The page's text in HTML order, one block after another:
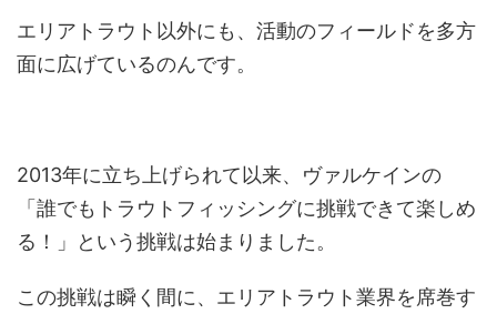
エリアトラウト以外にも、活動のフィールドを多方
面に広げているのんです。
2013年に立ち上げられて以来、ヴァルケインの
「誰でもトラウトフィッシングに挑戦できて楽しめ
る！」という挑戦は始まりました。
この挑戦は瞬く間に、エリアトラウト業界を席巻す